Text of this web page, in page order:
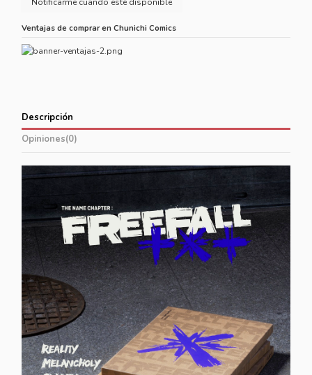
Ventajas de comprar en Chunichi Comics
Descripción
Opiniones(0)